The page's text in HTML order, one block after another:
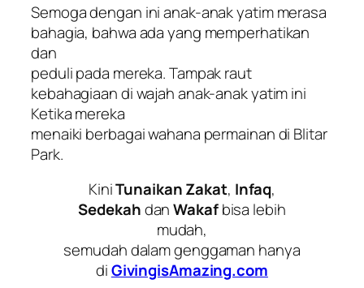
Semoga dengan ini anak-anak yatim merasa
bahagia, bahwa ada yang memperhatikan
dan
peduli pada mereka. Tampak raut
kebahagiaan di wajah anak-anak yatim ini
Ketika mereka
menaiki berbagai wahana permainan di Blitar
Park.
KiniTunaikanZakat, Infaq,
SedekahdanWakafbisa lebih
mudah,
semudah dalam genggaman hanya
diGivingisAmazing.com